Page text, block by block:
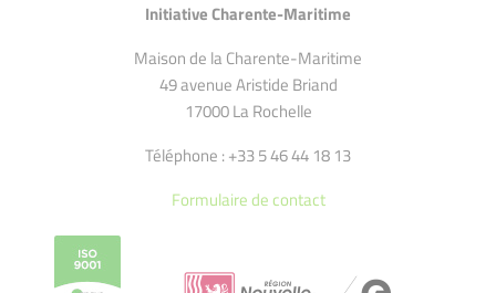
Initiative Charente-Maritime
Maison de la Charente-Maritime
49 avenue Aristide Briand
17000 La Rochelle
Téléphone : +33 5 46 44 18 13
Formulaire de contact